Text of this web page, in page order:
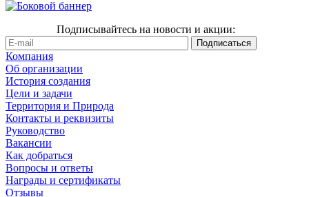
Подписывайтесь на новости и акции:
Компания
Об организации
История создания
Цели и задачи
Территория и Природа
Контакты и реквизиты
Руководство
Вакансии
Как добраться
Вопросы и ответы
Награды и сертификаты
Отзывы